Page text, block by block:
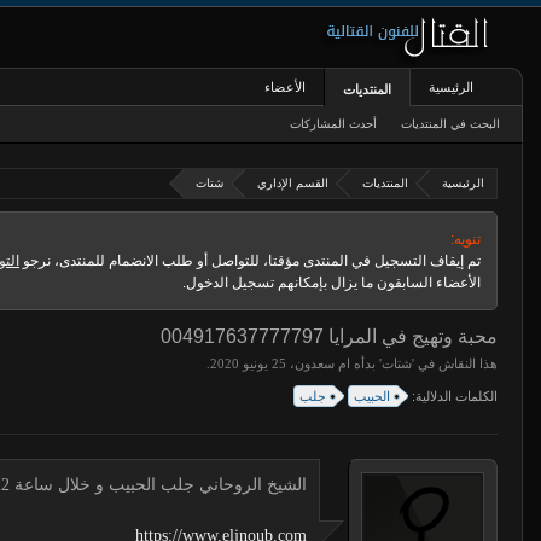
الرئيسية المنتديات القسم الإداري شتات
تنويه:
تم إيقاف التسجيل في المنتدى مؤقتا، للتواصل أو طلب الانضمام للمنتدى، نرجو
الأعضاء السابقون ما يزال بإمكانهم تسجيل الدخول.
محبة وتهيج في المرايا 004917637777797
هذا النقاش في 'شتات' بدأه ام سعدون،
الكلمات الدلالية: الحبيب جلب
الشيخ الروحاني جلب الحبيب و خلال ساعة 00491634511222 لجلب الحبيب
https://www.eljnoub.com
الرئيسية المنتديات
البحث في المنتديات أحدث المشاركات
الأعضاء